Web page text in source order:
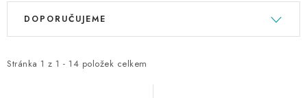
Podmínky ochrany osobních údajů
V
i
Stránka 1 z 1 - 14 položek celkem
Ř
e
DOPORUČUJEME